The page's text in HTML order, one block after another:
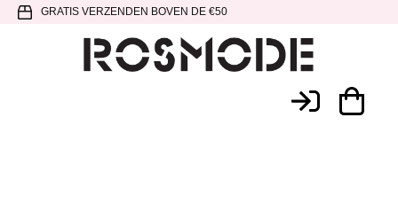
Spring
hoofdnavigatie
Door
SpringGRATIS VERZENDEN BOVEN DE €50